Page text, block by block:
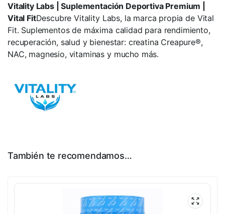
Vitality Labs | Suplementación Deportiva Premium |
Vital FitDescubre Vitality Labs, la marca propia de Vital
Fit. Suplementos de máxima calidad para rendimiento,
recuperación, salud y bienestar: creatina Creapure®,
NAC, magnesio, vitaminas y mucho más.
También te recomendamos…